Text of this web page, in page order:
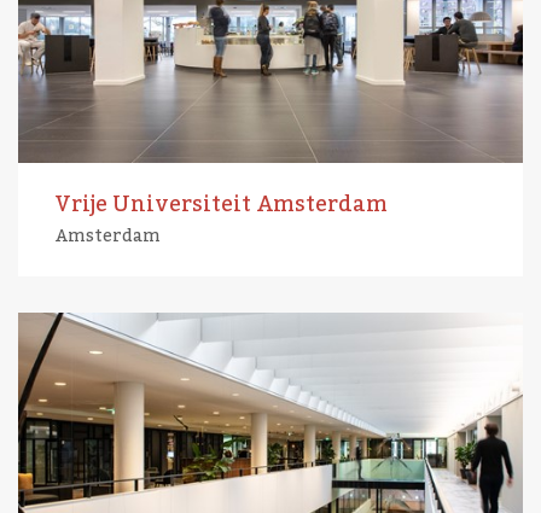
Vrije Universiteit Amsterdam
Amsterdam